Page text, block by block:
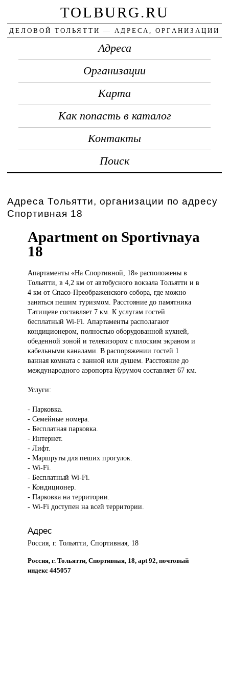
TOLBURG.RU
ДЕЛОВОЙ ТОЛЬЯТТИ — АДРЕСА, ОРГАНИЗАЦИИ
Адреса
Организации
Карта
Как попасть в каталог
Контакты
Поиск
Адреса Тольятти, организации по адресу
Спортивная 18
Apartment on Sportivnaya
18
Апартаменты «НаСпортивной, 18» расположены в
Тольятти, в 4,2 км от автобусного вокзала Тольятти и в
4 км от Спасо-Преображенского собора, где можно
заняться пешим туризмом. Расстояние до памятника
Татищеве составляет 7 км. К услугам гостей
бесплатный Wi-Fi. Апартаменты располагают
кондиционером, полностью оборудованной кухней,
обеденной зоной и телевизором с плоским экраном и
кабельными каналами. В распоряжении гостей 1
ванная комната с ванной или душем. Расстояние до
международного аэропорта Курумоч составляет 67 км.
Услуги:
- Парковка.
- Семейные номера.
- Бесплатная парковка.
- Интернет.
- Лифт.
- Маршруты для пеших прогулок.
- Wi-Fi.
- Бесплатный Wi-Fi.
- Кондиционер.
- Парковка на территории.
- Wi-Fi доступен на всей территории.
Адрес
Россия, г. Тольятти, Спортивная, 18
Россия, г. Тольятти, Спортивная, 18, apt 92, почтовый
индекс 445057